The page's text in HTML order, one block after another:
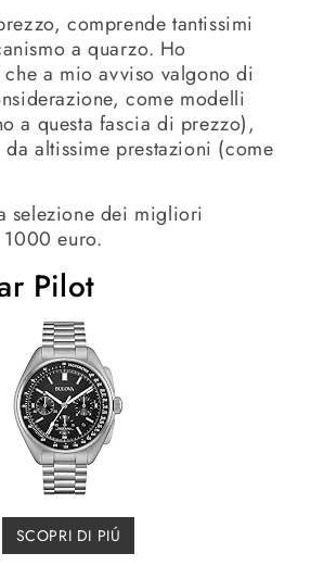
comprende tantissimi
a quarzo. Ho
a mio avviso valgono di
come modelli
a questa fascia di prezzo),
altissime prestazioni (come
selezione dei migliori
euro.
Pilot
SCOPRI DI PIÚ